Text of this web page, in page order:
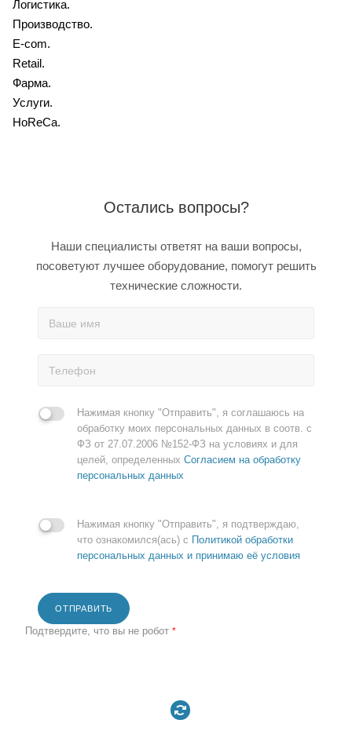
Логистика.
Производство.
E-com.
Retail.
Фарма.
Услуги.
HoReCa.
Остались вопросы?
Наши специалисты ответят на ваши вопросы,
посоветуют лучшее оборудование, помогут решить
технические сложности.
Нажимая кнопку "Отправить", я соглашаюсь на
обработку моих персональных данных в соотв. с
ФЗ от 27.07.2006 №152-ФЗ на условиях и для
целей, определенных Согласием на обработку
персональных данных
Нажимая кнопку "Отправить", я подтверждаю,
что ознакомился(ась) с Политикой обработки
персональных данных и принимаю её условия
ОТПРАВИТЬ
Подтвердите, что вы не робот *